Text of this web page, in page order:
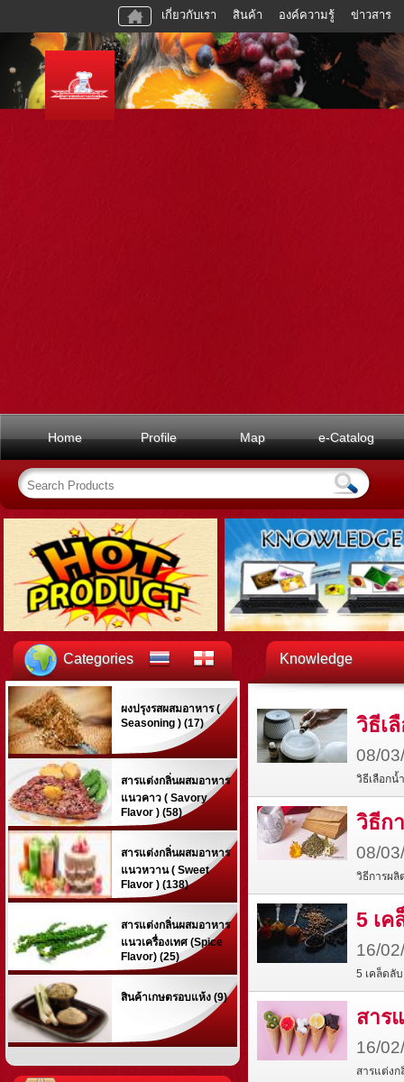
เกี่ยวกับเรา สินค้า องค์ความรู้ ข่าวสาร
Home Profile Map e-Catalog
Knowledge
วิธีเ
08/
วิธีเลือก
วิธีก
08/
วิธีการผ
5 เค
16/
5 เคล็ดลั
สาร
16/
สารแต่ง
Categories
ผงปรุงรสผสมอาหาร (
Seasoning ) (17)
สารแต่งกลิ่นผสมอาหาร
แนวคาว ( Savory
Flavor ) (58)
สารแต่งกลิ่นผสมอาหาร
แนวหวาน ( Sweet
Flavor ) (138)
สารแต่งกลิ่นผสมอาหาร
แนวเครื่องเทศ (Spice
Flavor) (25)
สินค้าเกษตรอบแห้ง (9)